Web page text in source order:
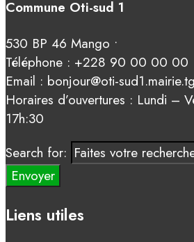
Commune Oti-sud 1
530 BP 46 Mango •
Téléphone : +228 90 00 00 00
Email : bonjour@oti-sud1.mairie.tg
Horaires d’ouvertures : Lundi –
17h:30
Search for:
Envoyer
Liens utiles